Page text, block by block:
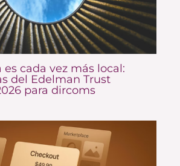
es cada vez más local:
del Edelman Trust
para dircoms